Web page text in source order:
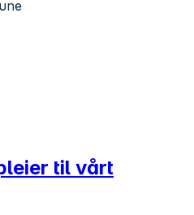
til vårt